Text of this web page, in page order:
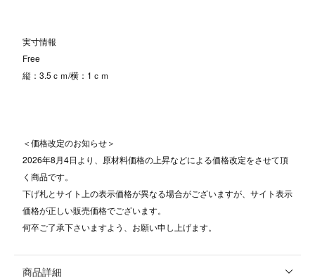
実寸情報
Free
縦：3.5ｃｍ/横：1ｃｍ
＜価格改定のお知らせ＞
2026年8月4日より、原材料価格の上昇などによる価格改定をさせて頂
く商品です。
下げ札とサイト上の表示価格が異なる場合がございますが、サイト表示
価格が正しい販売価格でございます。
何卒ご了承下さいますよう、お願い申し上げます。
商品詳細